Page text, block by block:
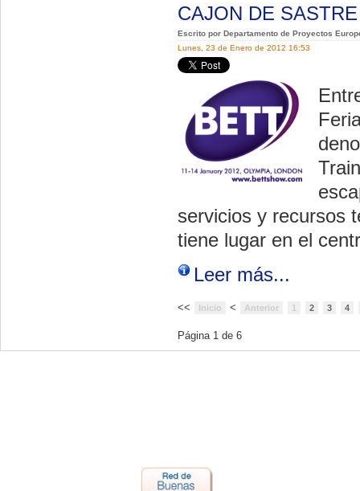
CAJON DE
Escrito por Departamento de Proyectos
Lunes, 23 de Enero de 2012 16:53
servicios y recursos
tiene lugar en el
Leer más...
<< Inicio < Anterior 1 2 3 4
Página 1 de 6